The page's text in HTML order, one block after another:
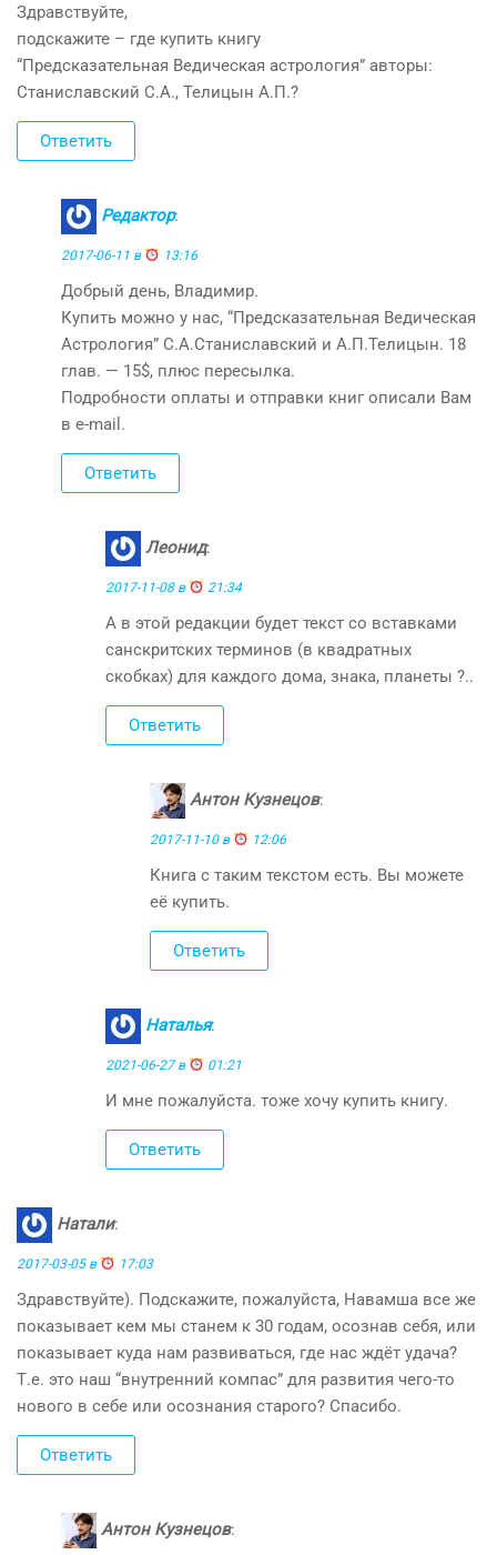
Здравствуйте,
подскажите – где купить книгу
“Предсказательная Ведическая астрология” авторы:
Станиславский С.А., Телицын А.П.?
Ответить
Редактор:
2017-06-11 в 13:16
Добрый день, Владимир.
Купить можно у нас, “Предсказательная Ведическая
Астрология” С.А.Станиславский и А.П.Телицын. 18
глав. — 15$, плюс пересылка.
Подробности оплаты и отправки книг описали Вам
в e-mail.
Ответить
Леонид:
2017-11-08 в 21:34
А в этой редакции будет текст со вставками
санскритских терминов (в квадратных
скобках) для каждого дома, знака, планеты ?..
Ответить
Антон Кузнецов:
2017-11-10 в 12:06
Книга с таким текстом есть. Вы можете
её купить.
Ответить
Наталья:
2021-06-27 в 01:21
И мне пожалуйста. тоже хочу купить книгу.
Ответить
Натали:
2017-03-05 в 17:03
Здравствуйте). Подскажите, пожалуйста, Навамша все же
показывает кем мы станем к 30 годам, осознав себя, или
показывает куда нам развиваться, где нас ждёт удача?
Т.е. это наш “внутренний компас” для развития чего-то
нового в себе или осознания старого? Спасибо.
Ответить
Антон Кузнецов: